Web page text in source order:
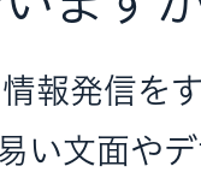
報発信を
い文面や